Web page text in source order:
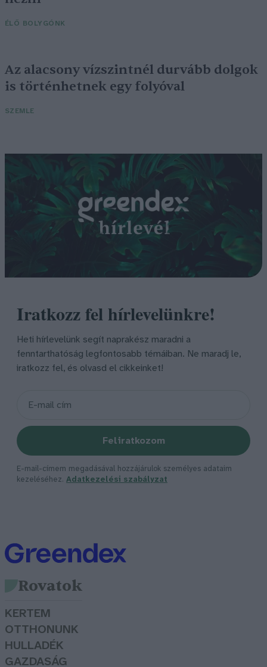
ÉLŐ BOLYGÓNK
Az alacsony vízszintnél durvább dolgok
is történhetnek egy folyóval
SZEMLE
Iratkozz fel hírlevelünkre!
Heti hírlevelünk segít naprakész maradni a
fenntarthatóság legfontosabb témáiban. Ne maradj le,
iratkozz fel, és olvasd el cikkeinket!
Feliratkozom
E-mail-címem megadásával hozzájárulok személyes adataim
kezeléséhez. Adatkezelési szabályzat
Rovatok
KERTEM
OTTHONUNK
HULLADÉK
GAZDASÁG